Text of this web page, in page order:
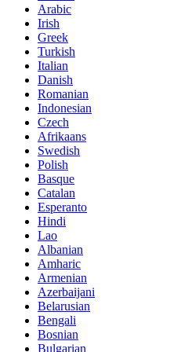
Arabic
Irish
Greek
Turkish
Italian
Danish
Romanian
Indonesian
Czech
Afrikaans
Swedish
Polish
Basque
Catalan
Esperanto
Hindi
Lao
Albanian
Amharic
Armenian
Azerbaijani
Belarusian
Bengali
Bosnian
Bulgarian